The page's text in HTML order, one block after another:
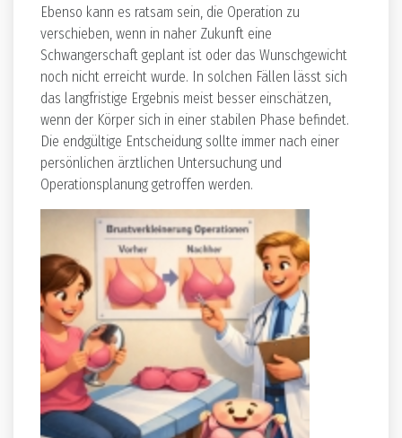
Ebenso kann es ratsam sein, die Operation zu
verschieben, wenn in naher Zukunft eine
Schwangerschaft geplant ist oder das Wunschgewicht
noch nicht erreicht wurde. In solchen Fällen lässt sich
das langfristige Ergebnis meist besser einschätzen,
wenn der Körper sich in einer stabilen Phase befindet.
Die endgültige Entscheidung sollte immer nach einer
persönlichen ärztlichen Untersuchung und
Operationsplanung getroffen werden.